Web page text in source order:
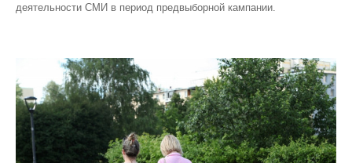
деятельности СМИ в период предвыборной кампании.